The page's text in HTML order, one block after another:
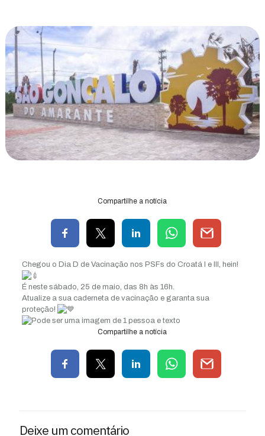
Compartilhe a notícia
Chegou o Dia D de Vacinação nos PSFs do Croatá I e III, hein!
É neste sábado, 25 de maio, das 8h às 16h.
Atualize a sua caderneta de vacinação e garanta sua
proteção!
Compartilhe a notícia
Deixe um comentário